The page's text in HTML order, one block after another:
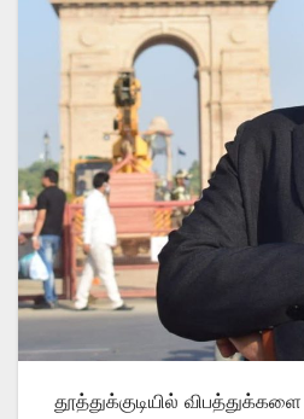
தூத்துக்குடியில் விபத்துக்களை